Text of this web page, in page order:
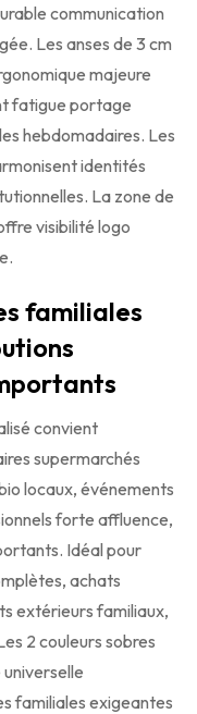
communication
Les anses de 3 cm
majeure
fatigue portage
hebdomadaires. Les
identités
La zone de
visibilité logo
familiales
convient
supermarchés
locaux, événements
forte affluence,
Idéal pour
achats
extérieurs familiaux,
2 couleurs sobres
familiales exigeantes